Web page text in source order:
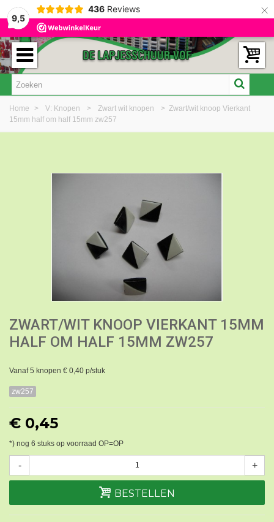
9,5
436 Reviews ×
Home > V: Knopen > Zwart wit knopen > Zwart/wit knoop Vierkant
15mm half om half 15mm zw257
ZWART/WIT KNOOP VIERKANT 15MM
HALF OM HALF 15MM ZW257
Vanaf 5 knopen € 0,40 p/stuk
zw257
€ 0,45
*) nog 6 stuks op voorraad OP=OP
- +
BESTELLEN